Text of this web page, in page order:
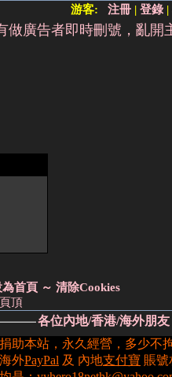
游客: 注冊 | 登錄 |
做廣告者即時刪號，亂開
首頁 ～ 清除Cookies
各位內地/香港/海外朋